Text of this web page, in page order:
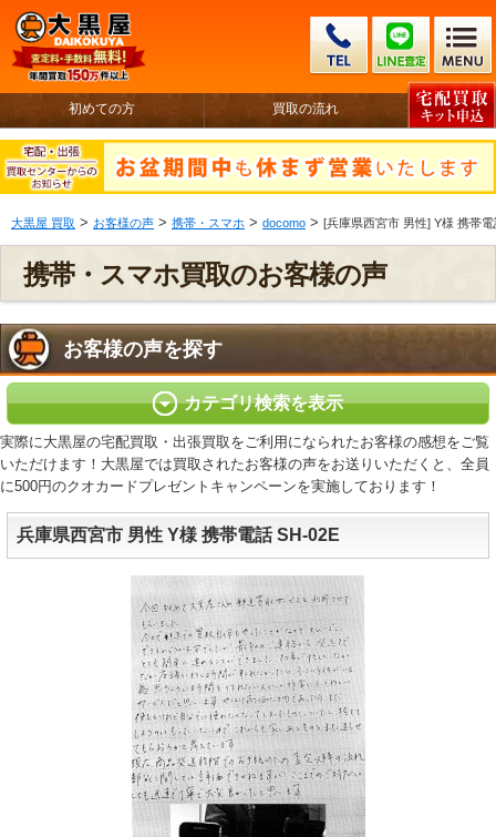
初めての方 買取の流れ
大黒屋 買取 > お客様の声 > 携帯・スマホ > docomo > [兵庫県西宮市 男性] Y様 携帯
携帯・スマホ買取のお客様の声
お客様の声を探す
カテゴリ検索を表示
実際に大黒屋の宅配買取・出張買取をご利用になられたお客様の感想をご覧
いただけます！大黒屋では買取されたお客様の声をお送りいただくと、全員
に500円のクオカードプレゼントキャンペーンを実施しております！
兵庫県西宮市 男性 Y様 携帯電話 SH-02E